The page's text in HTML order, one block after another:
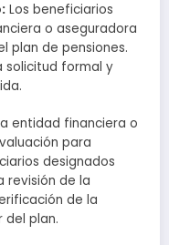
Los beneficiarios
o aseguradora
plan de pensiones.
solicitud formal y
entidad financiera o
para
designados
revisión de la
de la
del plan.